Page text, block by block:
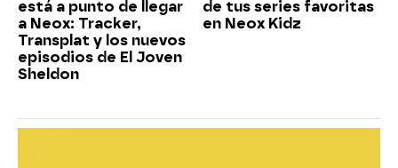
está a punto de llegar
a Neox: Tracker,
Transplat y los nuevos
episodios de El Joven
Sheldon
de tus series favoritas
en Neox Kidz